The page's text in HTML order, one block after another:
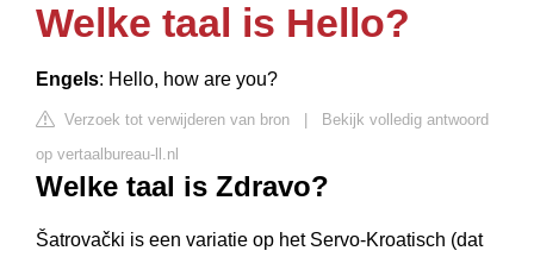
Welke taal is Hello?
Engels: Hello, how are you?
Verzoek tot verwijderen van bron
Bekijk volledig antwoord
op vertaalbureau-ll.nl
Welke taal is Zdravo?
Šatrovački is een variatie op het Servo-Kroatisch (dat